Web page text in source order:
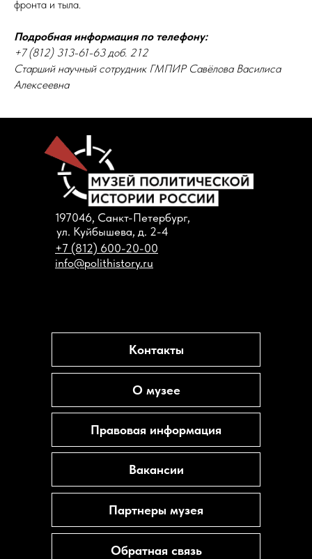
фронта и тыла.
Подробная информация по телефону:
+7 (812) 313-61-63 доб. 212
Старший научный сотрудник ГМПИР Савёлова Василиса
Алексеевна
+7 (812) 600-20-00
ул. Куйбышева, д. 2-4
197046, Санкт-Петербург,
info@polithistory.ru
Контакты
Вакансии
О музее
Правовая информация
Обратная связь
Партнеры музея